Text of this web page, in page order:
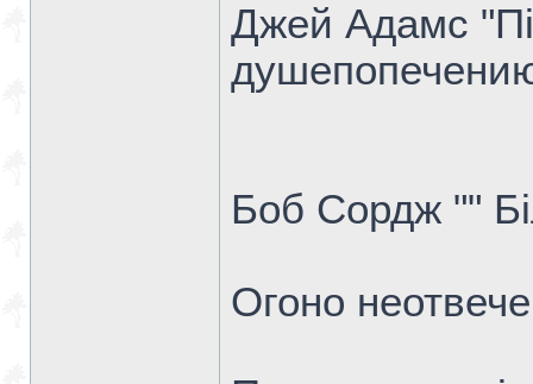
Джей Адамс
Боб Сордж ""
Огоно